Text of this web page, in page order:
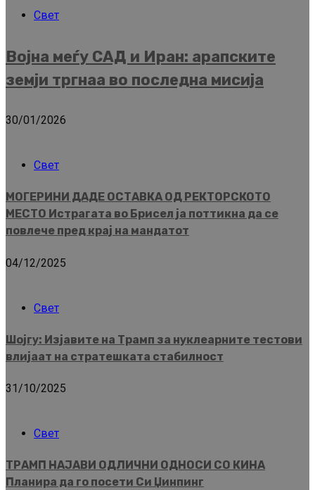
Свет
Војна меѓу САД и Иран: арапските
земји тргнаа во последна мисија
30/01/2026
Свет
МОГЕРИНИ ДАДЕ ОСТАВКА ОД РЕКТОРСКОТО
МЕСТО Истрагата во Брисел ја поттикна да се
повлече пред крај на мандатот
04/12/2025
Свет
Шојгу: Изјавите на Трамп за нуклеарните тестови
влијаат на стратешката стабилност
31/10/2025
Свет
ТРАМП НАЈАВИ ОДЛИЧНИ ОДНОСИ СО КИНА
Планира да го посети Си Џинпинг